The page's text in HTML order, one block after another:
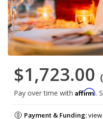
$1,723.00
Pay over time with Affirm.
Payment & Funding: